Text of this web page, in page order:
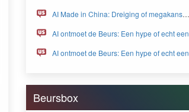
BEYOND FEAR and GREED
AI Made in China: Dreiging of megakans
GREED
AI ontmoet de Beurs: Een hype of echt een
GREED
AI ontmoet de Beurs: Een hype of echt een
Beursbox